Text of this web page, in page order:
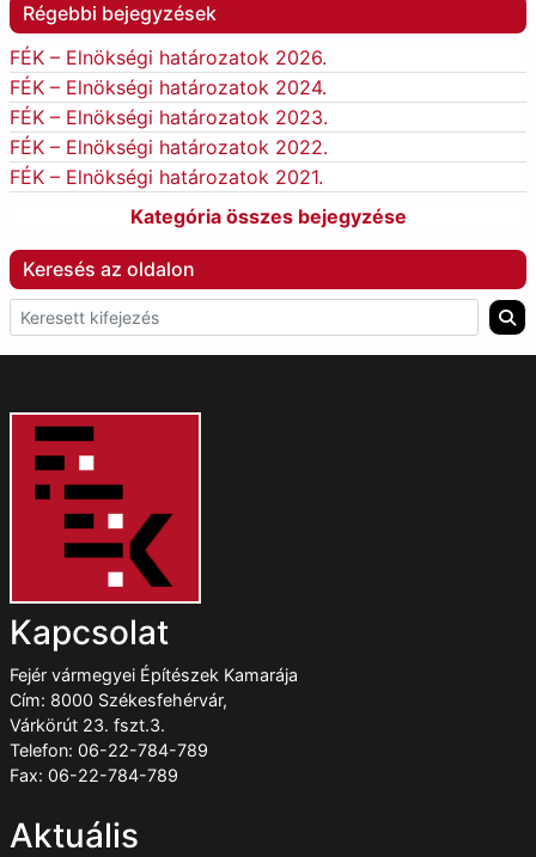
Régebbi bejegyzések
FÉK – Elnökségi határozatok 2026.
FÉK – Elnökségi határozatok 2024.
FÉK – Elnökségi határozatok 2023.
FÉK – Elnökségi határozatok 2022.
FÉK – Elnökségi határozatok 2021.
Kategória összes bejegyzése
Keresés az oldalon
Kapcsolat
Fejér vármegyei Építészek Kamarája
Cím: 8000 Székesfehérvár,
Várkörút 23. fszt.3.
Telefon: 06-22-784-789
Fax: 06-22-784-789
Aktuális